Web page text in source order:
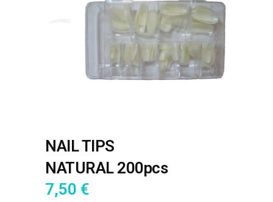
NAIL TIPS
NATURAL 200pcs
7,50 €